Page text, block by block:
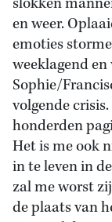
en weer.
emoties
weeklagend
Sophie/
volgende
honderden
Het is me ook
in te leven in
zal me worst
de plaats van